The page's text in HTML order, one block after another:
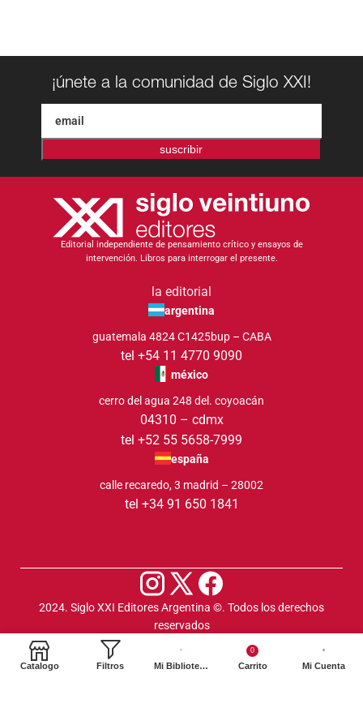
¡únete a la comunidad de Siglo XXI!
suscribir
Editorial independiente de pensamiento crítico y ensayos de
intervención. Libros para interrogar el presente.
la editorial
argentina
guatemala 4824 C1425bup – CABA
tel +54 11 4770 9090
méxico
cerro del agua 248 del. coyoacán
04310 – cdmx
tel +52 55 5658-7999
españa
calle recaredo, 3 madrid – 28002
tel +34 91 650 1841
2024. Siglo XXI Editores Argentina ©️. Todos los derechos
reservados
Catalogo Filtros Mi Biblioteca
0
Carrito Mi Cuenta